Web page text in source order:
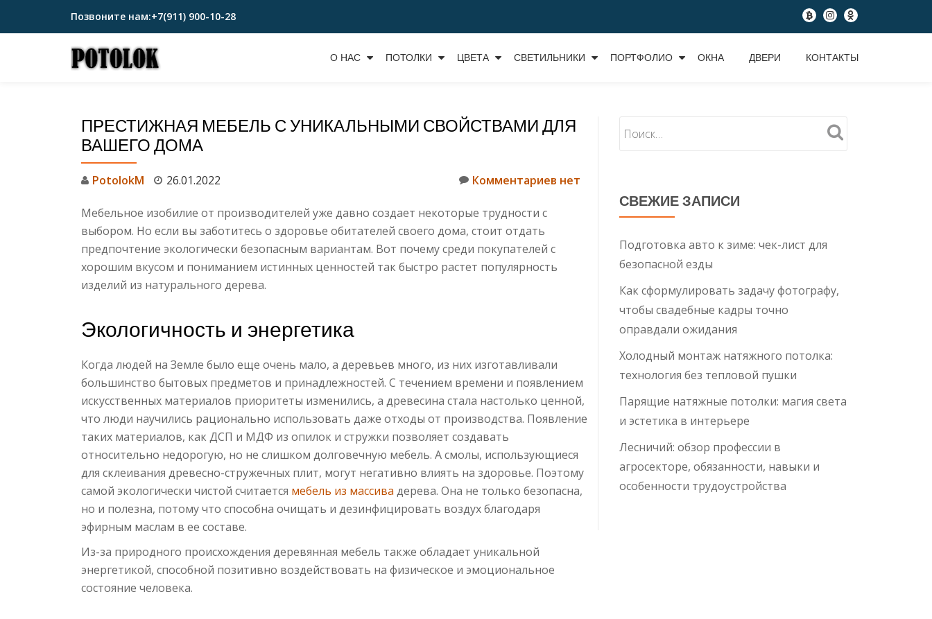
Перейти
Позвоните нам:+7(911) 900-10-28
fa-
btc
fa-
instagram
fa-
odnoklassniki
О НАС ПОТОЛКИ ЦВЕТА СВЕТИЛЬНИКИ ПОРТФОЛИО ОКНА ДВЕРИ КОНТАКТЫ
ПРЕСТИЖНАЯ МЕБЕЛЬ С УНИКАЛЬНЫМИ СВОЙСТВАМИ ДЛЯ
ВАШЕГО ДОМА
PotolokM 26.01.2022 Комментариев нет
Мебельное изобилие от производителей уже давно создает некоторые трудности с
выбором. Но если вы заботитесь о здоровье обитателей своего дома, стоит отдать
предпочтение экологически безопасным вариантам. Вот почему среди покупателей с
хорошим вкусом и пониманием истинных ценностей так быстро растет популярность
изделий из натурального дерева.
Экологичность и энергетика
Когда людей на Земле было еще очень мало, а деревьев много, из них изготавливали
большинство бытовых предметов и принадлежностей. С течением времени и появлением
искусственных материалов приоритеты изменились, а древесина стала настолько ценной,
что люди научились рационально использовать даже отходы от производства. Появление
таких материалов, как ДСП и МДФ из опилок и стружки позволяет создавать
относительно недорогую, но не слишком долговечную мебель. А смолы, использующиеся
для склеивания древесно-стружечных плит, могут негативно влиять на здоровье. Поэтому
самой экологически чистой считается мебель из массива дерева. Она не только безопасна,
но и полезна, потому что способна очищать и дезинфицировать воздух благодаря
эфирным маслам в ее составе.
Из-за природного происхождения деревянная мебель также обладает уникальной
энергетикой, способной позитивно воздействовать на физическое и эмоциональное
состояние человека.
СВЕЖИЕ ЗАПИСИ
Подготовка авто к зиме: чек-лист для
безопасной езды
Как сформулировать задачу фотографу,
чтобы свадебные кадры точно
оправдали ожидания
Холодный монтаж натяжного потолка:
технология без тепловой пушки
Парящие натяжные потолки: магия света
и эстетика в интерьере
Лесничий: обзор профессии в
агросекторе, обязанности, навыки и
особенности трудоустройства